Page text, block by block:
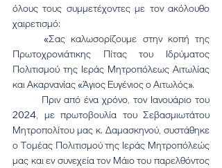
όλους τους συμμετέχοντες με τον ακόλουθο
χαιρετισμό:
	«Σας καλωσορίζουμε στην κοπή της
Πρωτοχρονιάτικης Πίτας του Ιδρύματος
Πολιτισμού της Ιεράς Μητροπόλεως Αιτωλίας
και Ακαρνανίας «Άγιος Ευγένιος ο Αιτωλός».
2024, με πρωτοβουλία του Σεβασμιωτάτου
Μητροπολίτου μας κ. Δαμασκηνού, συστάθηκε
ο Τομέας Πολιτισμού της Ιεράς Μητροπόλεώς
μας και εν συνεχεία τον Μάιο του παρελθόντος